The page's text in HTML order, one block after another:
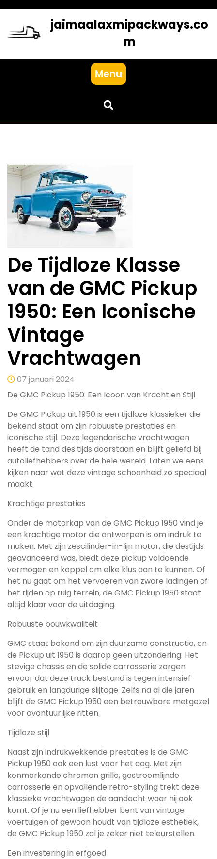
content
jaimaalaxmipackways.co
m
Menu
De Tijdloze Klasse
van de GMC Pickup
1950: Een Iconische
Vintage
Vrachtwagen
07 januari 2024
De GMC Pickup 1950: Een Icoon van Kracht en Stijl
De GMC Pickup uit 1950 is een tijdloze klassieker die
bekend staat om zijn robuuste prestaties en
iconische stijl. Deze legendarische vrachtwagen
heeft de tand des tijds doorstaan en blijft geliefd bij
autoliefhebbers over de hele wereld. Laten we eens
kijken naar wat deze vintage schoonheid zo speciaal
maakt.
Krachtige prestaties
Onder de motorkap van de GMC Pickup 1950 vind je
een krachtige motor die ontworpen is om indruk te
maken. Met zijn zescilinder-in-lijn motor, die destijds
geavanceerd was, biedt deze pickup voldoende
vermogen en koppel om elke klus aan te kunnen. Of
het nu gaat om het vervoeren van zware ladingen of
het rijden op ruig terrein, de GMC Pickup 1950 staat
altijd klaar voor de uitdaging.
Robuuste bouwkwaliteit
GMC staat bekend om zijn duurzame constructie, en
de Pickup uit 1950 is daarop geen uitzondering. Het
stevige chassis en de solide carrosserie zorgen
ervoor dat deze truck bestand is tegen intensief
gebruik en langdurige slijtage. Zelfs na al die jaren
blijft de GMC Pickup 1950 een betrouwbare metgezel
voor avontuurlijke ritten.
Tijdloze stijl
Naast zijn indrukwekkende prestaties is de GMC
Pickup 1950 ook een lust voor het oog. Met zijn
kenmerkende chromen grille, gestroomlijnde
carrosserie en opvallende retro-styling trekt deze
klassieke vrachtwagen de aandacht waar hij ook
komt. Of je nu een liefhebber bent van vintage
voertuigen of gewoon houdt van tijdloze esthetiek,
de GMC Pickup 1950 zal je zeker niet teleurstellen.
Een investering in erfgoed